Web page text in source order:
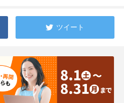
ツイート